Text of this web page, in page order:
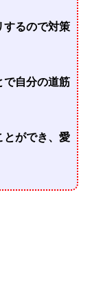
するので対策
で自分の道筋
とができ、愛